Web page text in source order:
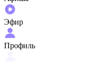
Эфир
Профиль